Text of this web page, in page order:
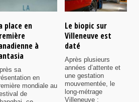
place en
à
sa
en
mondiale au
de
Le biopic sur
Villeneuve est
daté
Après plusieurs
années d’attente et
une gestation
mouvementée, le
long-métrage
Villeneuve :